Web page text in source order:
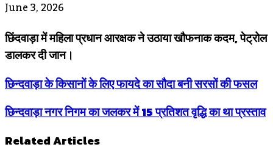
June 3, 2026
छिंदवाड़ा में महिला प्रधान आरक्षक ने उठाया खौफनाक कदम, पेट्रोल
डालकर दी जान।
छिन्दवाड़ा के किसानों के लिए फायदे का सौदा बनी सरसों की फसल
छिन्दवाड़ा नगर निगम का जलकर में 15 प्रतिशत वृद्धि का था प्रस्ताव
Related Articles